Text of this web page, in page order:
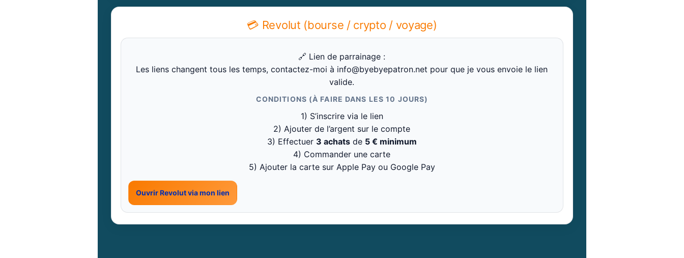
💳 Revolut (bourse / crypto / voyage)
🔗 Lien de parrainage :
Les liens changent tous les temps, contactez-moi à info@byebyepatron.net pour que je vous envoie le lien
valide.
CONDITIONS (À FAIRE DANS LES 10 JOURS)
1) S’inscrire via le lien
2) Ajouter de l’argent sur le compte
3) Effectuer 3 achatsde 5 € minimum
4) Commander une carte
5) Ajouter la carte sur Apple Pay ou Google Pay
Ouvrir Revolut via mon lien